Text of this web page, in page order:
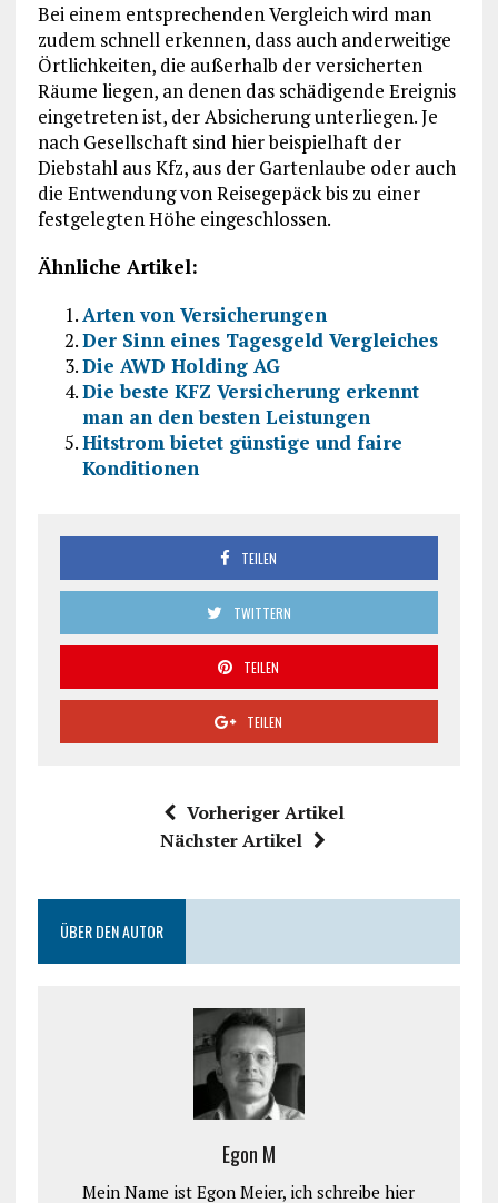
Bei einem entsprechenden Vergleich wird man
zudem schnell erkennen, dass auch anderweitige
Örtlichkeiten, die außerhalb der versicherten
Räume liegen, an denen das schädigende Ereignis
eingetreten ist, der Absicherung unterliegen. Je
nach Gesellschaft sind hier beispielhaft der
Diebstahl aus Kfz, aus der Gartenlaube oder auch
die Entwendung von Reisegepäck bis zu einer
festgelegten Höhe eingeschlossen.
Ähnliche Artikel:
Arten von Versicherungen
Der Sinn eines Tagesgeld Vergleiches
Die AWD Holding AG
Die beste KFZ Versicherung erkennt
man an den besten Leistungen
Hitstrom bietet günstige und faire
Konditionen
TEILEN
TWITTERN
TEILEN
TEILEN
Vorheriger Artikel
Nächster Artikel
ÜBER DEN AUTOR
Egon M
Mein Name ist Egon Meier, ich schreibe hier